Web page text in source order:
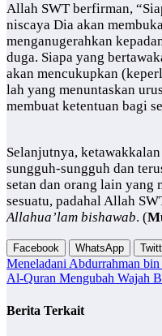
Allah SWT berfirman,
niscaya Dia akan
menganugerahkan
duga. Siapa yang
akan mencukupkan
lah yang menuntaskan
membuat ketentuan bagi
Selanjutnya,
sungguh-sungguh dan
setan dan orang lain yang
sesuatu, padahal Allah
Allahua’lam bishawab. (
Facebook WhatsApp
Navigasi
pos
Meneladani Abdurrahman
Al-Quran Mengubah Wajah
Berita Terkait